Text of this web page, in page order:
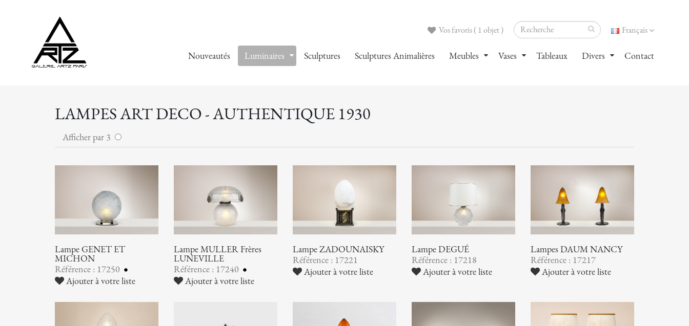
Français
Vos favoris ( 1 objet )
Nouveautés Luminaires Sculptures Sculptures Animalières Meubles Vases Tableaux Divers Contact
LAMPES ART DECO - AUTHENTIQUE 1930
Afficher par 3
Lampe GENET ET
MICHON
Référence : 17250
Ajouter à votre liste
Lampe MULLER Frères
LUNEVILLE
Référence : 17240
Ajouter à votre liste
Lampe ZADOUNAISKY
Référence : 17221
Ajouter à votre liste
Lampe DEGUÉ
Référence : 17218
Ajouter à votre liste
Lampes DAUM NANCY
Référence : 17217
Ajouter à votre liste